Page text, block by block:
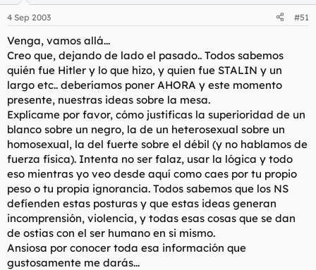
r
d
l
t
e
m
a
n
i
o
4 Sep 2003 #51
Venga, vamos allá...
Creo que, dejando de lado el pasado.. Todos sabemos
quién fue Hitler y lo que hizo, y quien fue STALIN y un
largo etc.. deberíamos poner AHORA y este momento
presente, nuestras ideas sobre la mesa.
Explícame por favor, cómo justificas la superioridad de un
blanco sobre un negro, la de un heterosexual sobre un
homosexual, la del fuerte sobre el débil (y no hablamos de
fuerza física). Intenta no ser falaz, usar la lógica y todo
eso mientras yo veo desde aquí como caes por tu propio
peso o tu propia ignorancia. Todos sabemos que los NS
defíenden estas posturas y que estas ideas generan
incomprensión, violencia, y todas esas cosas que se dan
de ostias con el ser humano en si mismo.
Ansiosa por conocer toda esa información que
gustosamente me darás...